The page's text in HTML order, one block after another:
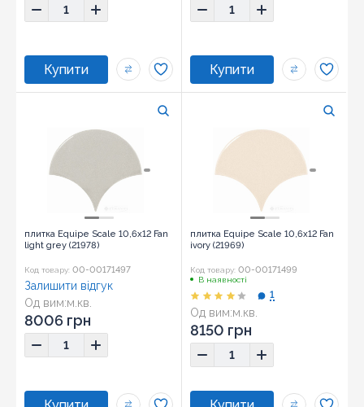
плитка Equipe Scale 10,6x12 Fan
light grey (21978)
Код товару: 00-00171497
Од вим:м.кв.
Розмір: 10,6x12
Залишити відгук
8006 грн
плитка Equipe Scale 10,6x12 Fan
ivory (21969)
Код товару: 00-00171499
В наявності
Од вим:м.кв.
Розмір:10,6x12
1
8150 грн